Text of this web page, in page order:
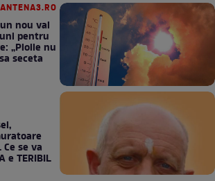
nou val
pentru
„Ploile nu
seceta
se va
e TERIBIL